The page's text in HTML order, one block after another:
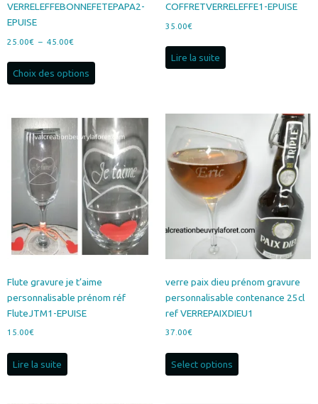
VERRELEFFEBONNEFETEPAPA2-
EPUISE
25.00€ – 45.00€
25.00€
Choix des options
variations.
Les
options
peuvent
être
choisies
sur
la
page
produit
COFFRETVERRELEFFE1-EPUISE
35.00€
Lire la suite
Flute gravure je t’aime
personnalisable prénom réf
FluteJTM1-EPUISE
15.00€
Lire la suite
verre paix dieu prénom gravure
personnalisable contenance 25cl
ref VERREPAIXDIEU1
37.00€
Select options